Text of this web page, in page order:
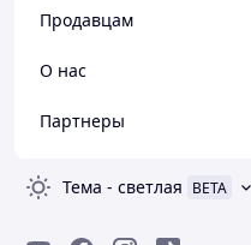
Продавцам
О нас
Партнеры
Тема - светлая BETA